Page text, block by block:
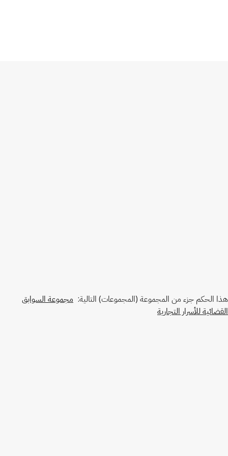
هذا الحكم جزء من المجموعة (المجموعات) التالية: مجموعة السوابق
القضائية للأسرار التجارية